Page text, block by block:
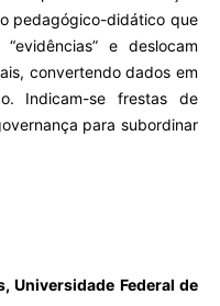
pedagógico-didático que
e deslocam
convertendo dados em
Indicam-se frestas de
para subordinar
Universidade Federal de